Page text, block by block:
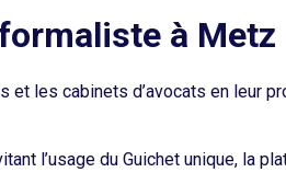
à Metz
les cabinets d’avocats en leur
l’usage du Guichet unique, la